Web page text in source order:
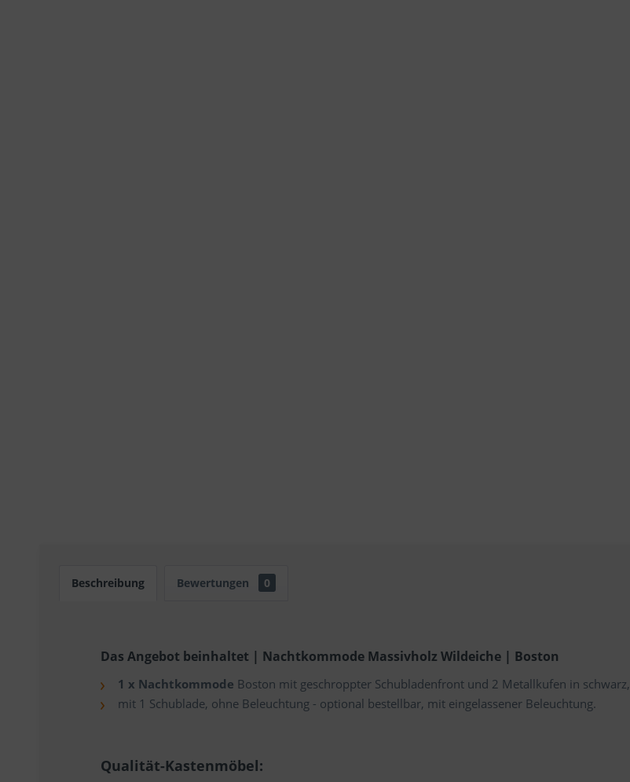
Beschreibung Bewertungen 0
Das Angebot beinhaltet | Nachtkommode Massivholz Wildeiche | Boston
1 x Nachtkommode Boston mit geschroppter Schubladenfront und 2 Metallkufen in schwarz,
mit 1 Schublade, ohne Beleuchtung - optional bestellbar, mit eingelassener Beleuchtung.
Qualität-Kastenmöbel: